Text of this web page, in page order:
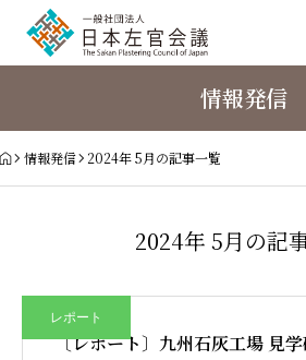
情報発信
情報発信 2024年 5月の記事一覧
2024年 5月の記
レポート
〔レポート〕九州石灰工場 見